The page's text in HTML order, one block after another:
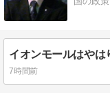
イオンモールはやは
7時間前